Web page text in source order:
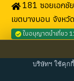
181 ซอยเอกชั
เขตบางบอน จังห
ใบอนุญาตนำเที่ยว
บริษัทฯ ใช้คุก